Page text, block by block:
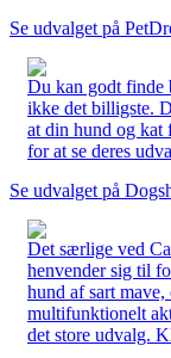
Se udvalget på
Du kan godt finde
ikke det billigste.
at din hund og kat
for at se deres
Se udvalget på
Det særlige ved
henvender sig til
hund af sart
multifunktionelt
det store udvalg.